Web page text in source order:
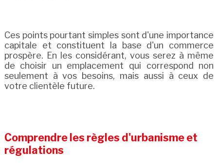
Ces points pourtant simples sont d'une importance
capitale et constituent la base d'un commerce
prospère. En les considérant, vous serez à même
de choisir un emplacement qui correspond non
seulement à vos besoins, mais aussi à ceux de
votre clientèle future.
Comprendre les règles d'urbanisme et
régulations